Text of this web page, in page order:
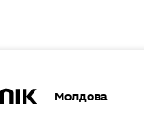
Молдова